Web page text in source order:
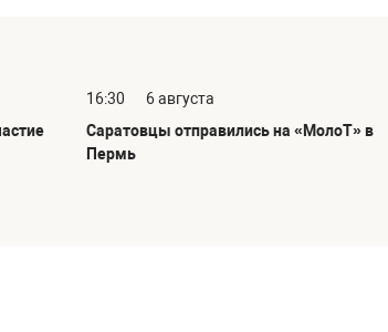
16:30
6 августа
Саратовцы отправились на «МолоТ» в
Пермь